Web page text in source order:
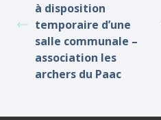
à disposition
temporaire d’une
salle communale –
association les
archers du Paac